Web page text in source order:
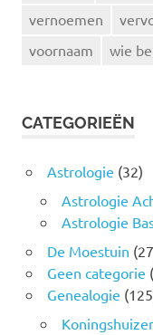
vernoemen
voornaam
wie
CATEGORIEËN
Astrologie (32)
Astrologie
Astrologie
De Moestuin
Geen categorie
Genealogie